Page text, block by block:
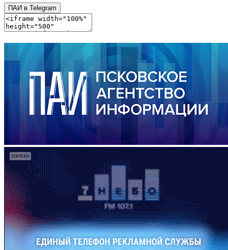
ПАИ в Telegram